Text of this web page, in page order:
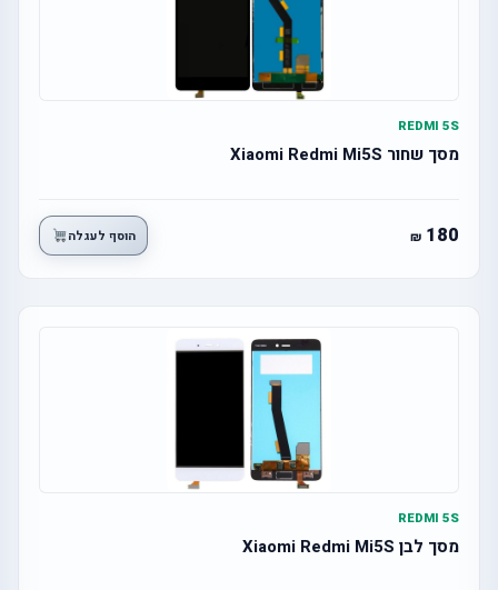
REDMI 5S
מסך שחור Xiaomi Redmi Mi5S
180 הוסף לעגלה
REDMI 5S
מסך לבן Xiaomi Redmi Mi5S